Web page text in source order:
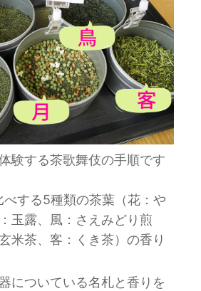
験する茶歌舞伎の手順です
べする5種類の茶葉（花：や
玉露、風：さえみどり煎
米茶、客：くき茶）の香り
についている名札と香りを